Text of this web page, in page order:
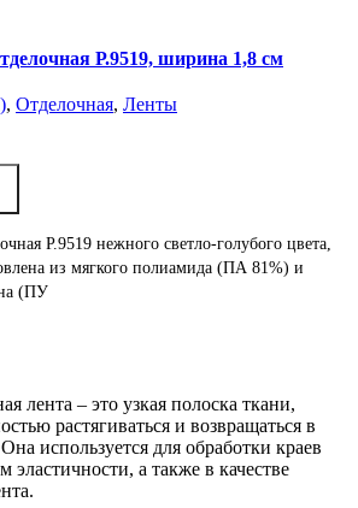
Р.9519, ширина 1,8 см
, Отделочная, Ленты
Р.9519 нежного светло-голубого цвета,
из мягкого полиамида (ПА 81%) и
(ПУ
лента – это узкая полоска ткани,
растягиваться и возвращаться в
используется для обработки краев
эластичности, а также в качестве